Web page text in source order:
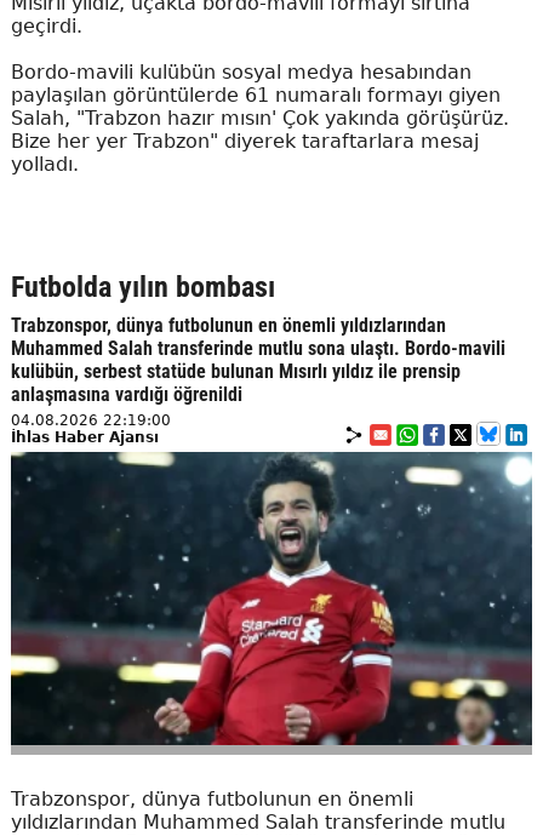
geçirdi.
Bordo-mavili kulübün sosyal medya hesabından
paylaşılan görüntülerde 61 numaralı formayı giyen
Salah, "Trabzon hazır mısın' Çok yakında görüşürüz.
Bize her yer Trabzon" diyerek taraftarlara mesaj
yolladı.
Futbolda yılın bombası
Trabzonspor, dünya futbolunun en önemli yıldızlarından
Muhammed Salah transferinde mutlu sona ulaştı. Bordo-mavili
kulübün, serbest statüde bulunan Mısırlı yıldız ile prensip
anlaşmasına vardığı öğrenildi
04.08.2026 22:19:00
İhlas Haber Ajansı
Trabzonspor, dünya futbolunun en önemli
yıldızlarından Muhammed Salah transferinde mutlu